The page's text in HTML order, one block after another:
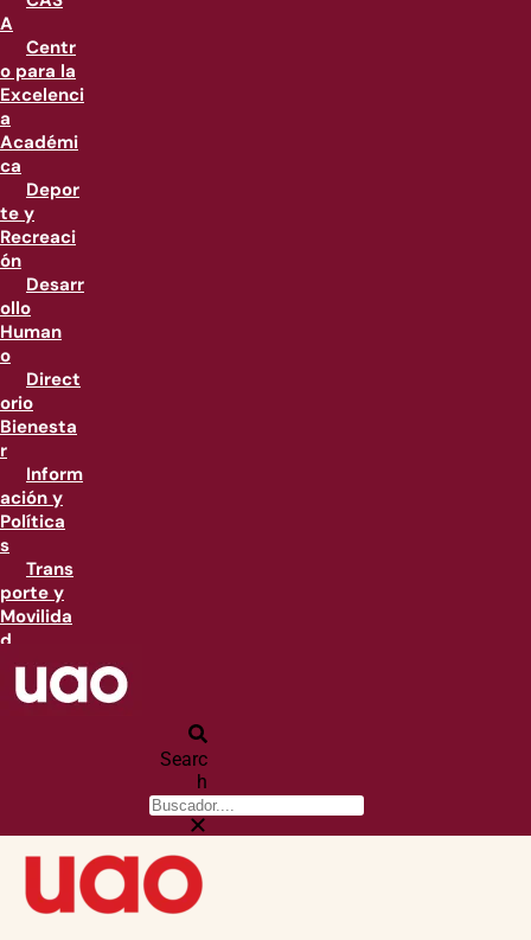
A
Centr
o para la
Excelenci
a
Académi
ca
Depor
te y
Recreaci
ón
Desarr
ollo
Human
o
Direct
orio
Bienesta
r
Inform
ación y
Política
s
Trans
porte y
Movilida
d
Searc
h